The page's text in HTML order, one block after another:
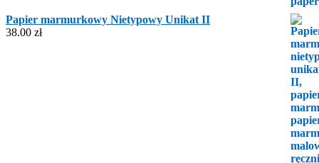
Papier marmurkowy Nietypowy Unikat II
38.00 zł